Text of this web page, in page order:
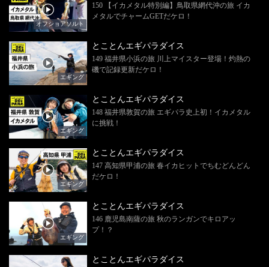
オフショアソルト
150 【イカメタル特別編】鳥取県網代沖の旅 イカ
メタルでチャームGETだケロ！
エギング
とことんエギパラダイス
149 福井県小浜の旅 川上マイスター登場！灼熱の
磯で記録更新だケロ！
エギング
とことんエギパラダイス
148 福井県敦賀の旅 エギパラ史上初！イカメタル
に挑戦！
エギング
とことんエギパラダイス
147 高知県甲浦の旅 春イカヒットでちむどんどん
だケロ！
エギング
とことんエギパラダイス
146 鹿児島南薩の旅 秋のランガンでキロアッ
プ！？
とことんエギパラダイス